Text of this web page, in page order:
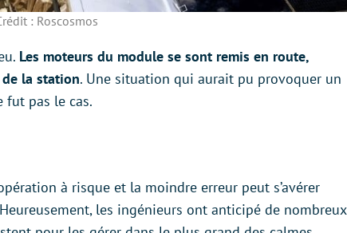
: Roscosmos
Les moteurs du module se sont remis en route,
la station. Une situation qui aurait pu provoquer un
fut pas le cas.
à risque et la moindre erreur peut s’avérer
les ingénieurs ont anticipé de nombreux